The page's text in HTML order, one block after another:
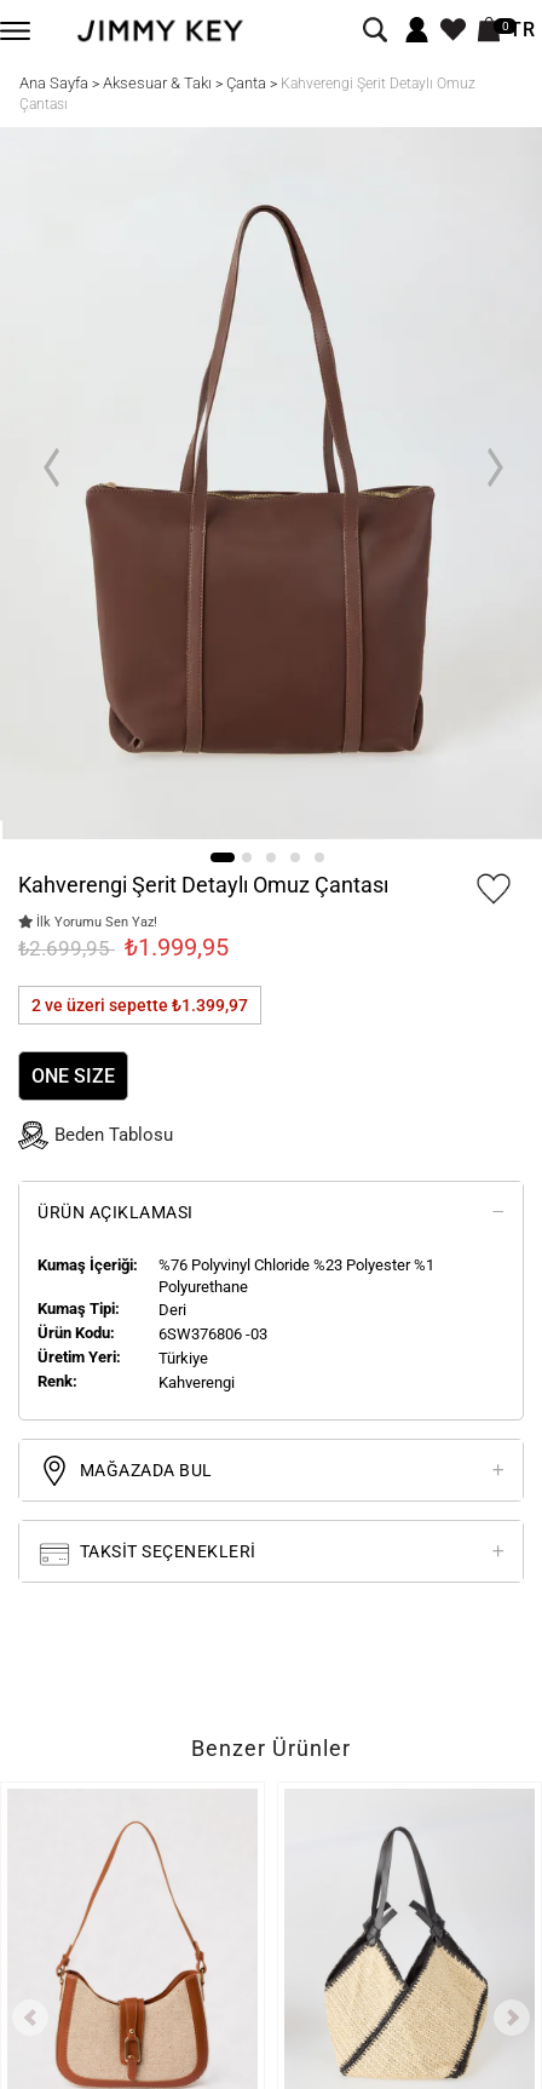
0TR
Ana Sayfa > Aksesuar & Takı > Çanta > Kahverengi Şerit Detaylı Omuz
Çantası
Kahverengi Şerit Detaylı Omuz Çantası
İlk Yorumu Sen Yaz!
₺2.699,95 ₺1.999,95
2 ve üzeri sepette ₺1.399,97
ONE SIZE
Beden Tablosu
ÜRÜN AÇIKLAMASI
Kumaş İçeriği:
%76 Polyvinyl Chloride %23 Polyester %1
Polyurethane
Kumaş Tipi:
Deri
Ürün Kodu:
6SW376806 -03
Üretim Yeri:
Türkiye
Renk:
Kahverengi
MAĞAZADA BUL
TAKSIT SEÇENEKLERI
Benzer Ürünler